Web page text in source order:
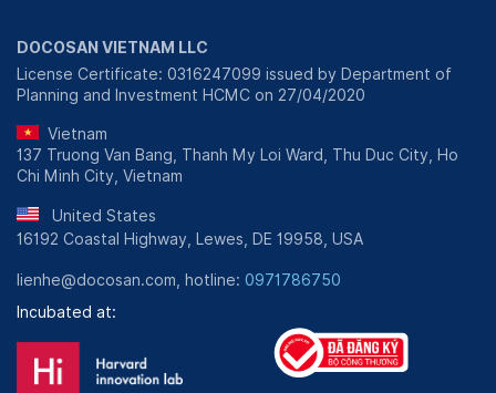
DOCOSAN VIETNAM LLC
License Certificate: 0316247099 issued by Department of
Planning and Investment HCMC on 27/04/2020
Vietnam
137 Truong Van Bang, Thanh My Loi Ward, Thu Duc City, Ho
Chi Minh City, Vietnam
United States
16192 Coastal Highway, Lewes, DE 19958, USA
lienhe@docosan.com, hotline: 0971786750
Incubated at: